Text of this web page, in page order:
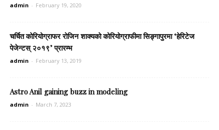
admin - February 19, 2020
चर्चित कोरियोग्राफर रोजिन शाक्यको कोरियोग्राफीमा सिङ्गापुरमा ‘हेरिटेज
पेजेन्टस् २०१९’ प्रारम्भ
admin - February 13, 2019
Astro Anil gaining buzz in modeling
admin - March 7, 2023